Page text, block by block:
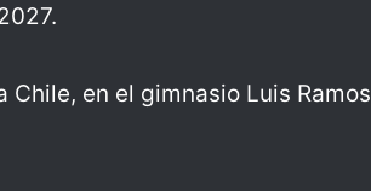
en el gimnasio Luis Ramos